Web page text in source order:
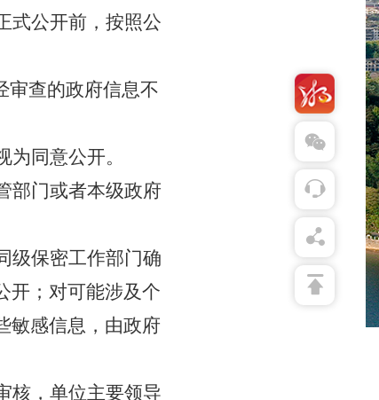
式公开前，按照公
审查的政府信息不
同意公开。
部门或者本级政府
级保密工作部门确
开；对可能涉及个
敏感信息，由政府
核，单位主要领导